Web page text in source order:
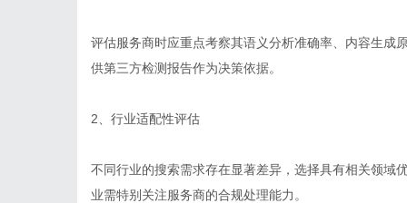
评估服务商时应重点考察其语义分析准确率、内容生成
供第三方检测报告作为决策依据。
2、行业适配性评估
不同行业的搜索需求存在显著差异，选择具有相关领域
业需特别关注服务商的合规处理能力。